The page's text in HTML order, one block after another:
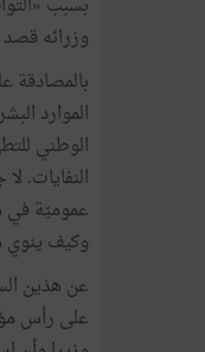
وزرائه
بالمصادقة
الموارد
الوطني
النفايات.
عموميّة في
وكيف ينوي
عن هذين
على رأس